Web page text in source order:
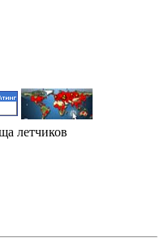
летчиков